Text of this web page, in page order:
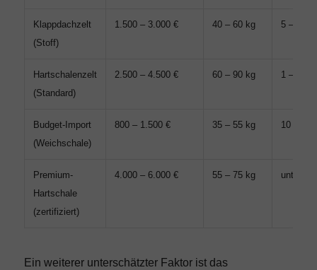
Klappdachzelt
(Stoff)
1.500 – 3.000 € 40 – 60 kg 5 – 15
Hartschalenzelt
(Standard)
2.500 – 4.500 € 60 – 90 kg 1 – 3
Budget-Import
(Weichschale)
800 – 1.500 € 35 – 55 kg 10 – 20
Premium-
Hartschale
(zertifiziert)
4.000 – 6.000 € 55 – 75 kg unter 1
Ein weiterer unterschätzter Faktor ist das